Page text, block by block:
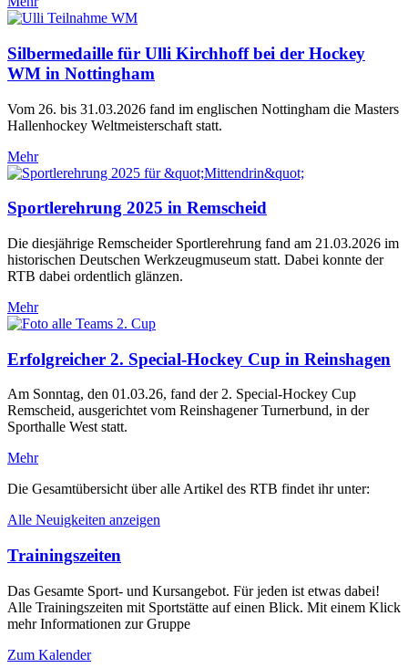
Silbermedaille für Ulli Kirchhoff bei der Hockey
WM in Nottingham
Vom 26. bis 31.03.2026 fand im englischen Nottingham die Masters
Hallenhockey Weltmeisterschaft statt.
Mehr
Sportlerehrung 2025 in Remscheid
Die diesjährige Remscheider Sportlerehrung fand am 21.03.2026 im
historischen Deutschen Werkzeugmuseum statt. Dabei konnte der
RTB dabei ordentlich glänzen.
Mehr
Erfolgreicher 2. Special-Hockey Cup in Reinshagen
Am Sonntag, den 01.03.26, fand der 2. Special-Hockey Cup
Remscheid, ausgerichtet vom Reinshagener Turnerbund, in der
Sporthalle West statt.
Mehr
Die Gesamtübersicht über alle Artikel des RTB findet ihr unter:
Alle Neuigkeiten anzeigen
Trainingszeiten
Das Gesamte Sport- und Kursangebot. Für jeden ist etwas dabei!
Alle Trainingszeiten mit Sportstätte auf einen Blick. Mit einem Klick
mehr Informationen zur Gruppe
Zum Kalender